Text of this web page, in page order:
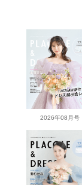
2026年08月号